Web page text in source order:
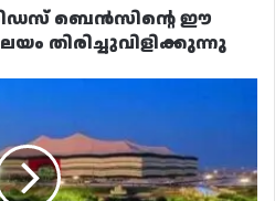
ബെൻസിന്റെ ഈ
തിരിച്ചുവിളിക്കുന്നു